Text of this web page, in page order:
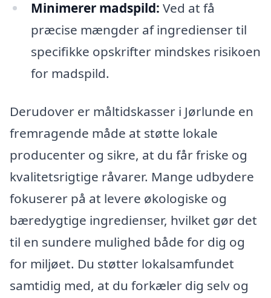
Minimerer madspild: Ved at få
præcise mængder af ingredienser til
specifikke opskrifter mindskes risikoen
for madspild.
Derudover er måltidskasser i Jørlunde en
fremragende måde at støtte lokale
producenter og sikre, at du får friske og
kvalitetsrigtige råvarer. Mange udbydere
fokuserer på at levere økologiske og
bæredygtige ingredienser, hvilket gør det
til en sundere mulighed både for dig og
for miljøet. Du støtter lokalsamfundet
samtidig med, at du forkæler dig selv og